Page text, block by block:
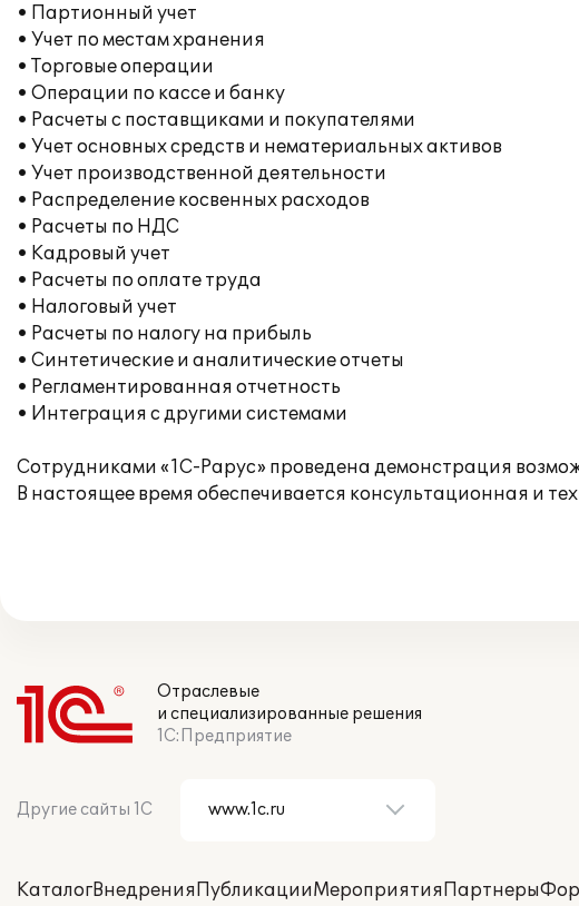
• Партионный учет
• Учет по местам хранения
• Торговые операции
• Операции по кассе и банку
• Расчеты с поставщиками и покупателями
• Учет основных средств и нематериальных активов
• Учет производственной деятельности
• Распределение косвенных расходов
• Расчеты по НДС
• Кадровый учет
• Расчеты по оплате труда
• Налоговый учет
• Расчеты по налогу на прибыль
• Синтетические и аналитические отчеты
• Регламентированная отчетность
• Интеграция с другими системами
Сотрудниками «1С-Рарус» проведена демонстрация
В настоящее время обеспечивается консультационная и
Отраслевые
и специализированные решения
1С:Предприятие
Другие сайты 1С
КаталогВнедренияПубликацииМероприятияПартнеры